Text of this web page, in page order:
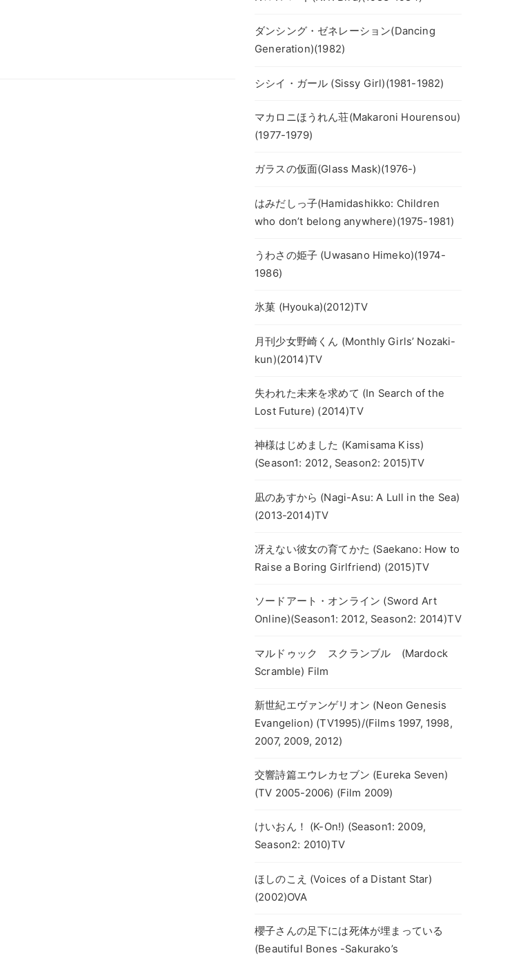
ダンシング・ゼネレーション(Dancing
Generation)(1982)
シシイ・ガール (Sissy Girl)(1981-1982)
マカロニほうれん荘(Makaroni Hourensou)
(1977-1979)
ガラスの仮面(Glass Mask)(1976-)
はみだしっ子(Hamidashikko: Children
who don’t belong anywhere)(1975-1981)
うわさの姫子 (Uwasano Himeko)(1974-
1986)
氷菓 (Hyouka)(2012)TV
月刊少女野崎くん (Monthly Girls’ Nozaki-
kun)(2014)TV
失われた未来を求めて (In Search of the
Lost Future) (2014)TV
神様はじめました (Kamisama Kiss)
(Season1: 2012, Season2: 2015)TV
凪のあすから (Nagi-Asu: A Lull in the Sea)
(2013-2014)TV
冴えない彼女の育てかた (Saekano: How to
Raise a Boring Girlfriend) (2015)TV
ソードアート・オンライン (Sword Art
Online)(Season1: 2012, Season2: 2014)TV
マルドゥック スクランブル (Mardock
Scramble) Film
新世紀エヴァンゲリオン (Neon Genesis
Evangelion) (TV1995)/(Films 1997, 1998,
2007, 2009, 2012)
交響詩篇エウレカセブン (Eureka Seven)
(TV 2005-2006) (Film 2009)
けいおん！ (K-On!) (Season1: 2009,
Season2: 2010)TV
ほしのこえ (Voices of a Distant Star)
(2002)OVA
櫻子さんの足下には死体が埋まっている
(Beautiful Bones -Sakurako’s